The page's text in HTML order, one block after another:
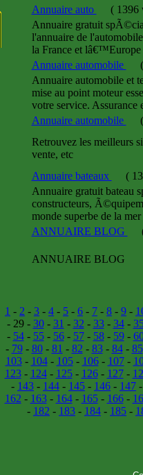
Annuaire auto (1396
Annuaire gratuit
l'annuaire de
la France et
Annuaire automobile
(
Annuaire automobile et
mise au point moteur
votre service.
Annuaire automobile
(
Retrouvez les meilleurs
vente, etc
Annuaire bateaux
(
Annuaire gratuit bateau
constructeurs,
monde superbe de la
ANNUAIRE BLOG
ANNUAIRE BLOG
1 - 2 - 3 - 4 - 5 - 6 - 7 - 8 - 9 -
- 29 - 30- 31 - 32 - 33- 34-
- 54- 55- 56- 57- 58- 59-
- 79- 80- 81 - 82 - 83- 84- 85
103- 104- 105- 106- 107-
123- 124- 125- 126- 127-
- 143 - 144 - 145 - 146 - 147 -
162 - 163- 164- 165- 166-
- 182 - 183 - 184 - 185 -